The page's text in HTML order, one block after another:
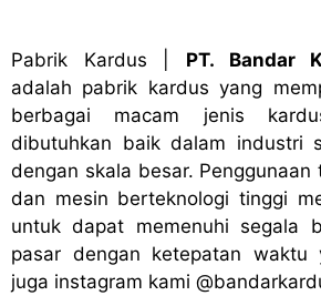
Pabrik Kardus
PT. Bandar
adalah pabrik kardus yang
berbagai macam jenis
dibutuhkan baik dalam industri
dengan skala besar. Penggunaan
dan mesin berteknologi tinggi
untuk dapat memenuhi segala
pasar dengan ketepatan waktu
juga instagram kami @bandark